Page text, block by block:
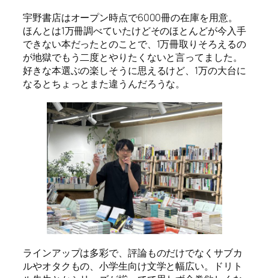
宇野書店はオープン時点で6000冊の在庫を用意。
ほんとは1万冊調べていたけどそのほとんどが今入手
できない本だったとのことで、1万冊取りそろえるの
が地獄でもう二度とやりたくないと言ってました。
好きな本選ぶの楽しそうに思えるけど、1万の大台に
なるとちょっとまた違うんだろうな。
ラインアップは多彩で、評論ものだけでなくサブカ
ルやオタクもの、小学生向け文学と幅広い。ドリト